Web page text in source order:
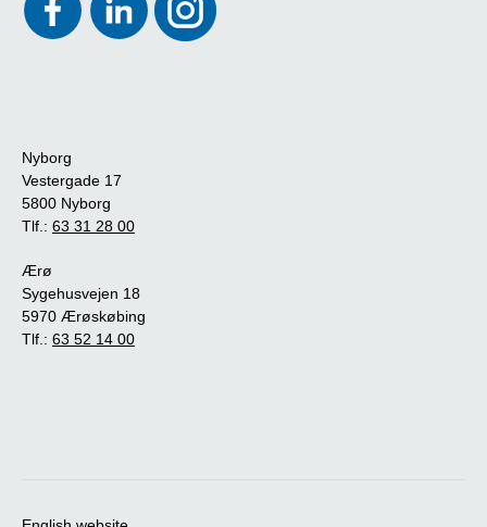
Nyborg
Vestergade 17
5800 Nyborg
Tlf.: 63 31 28 00
Ærø
Sygehusvejen 18
5970 Ærøskøbing
Tlf.: 63 52 14 00